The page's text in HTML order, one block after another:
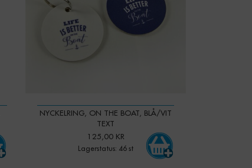
NYCKELRING, ON THE BOAT, BLÅ/VIT
TEXT
125,00 KR
Lagerstatus: 46 st